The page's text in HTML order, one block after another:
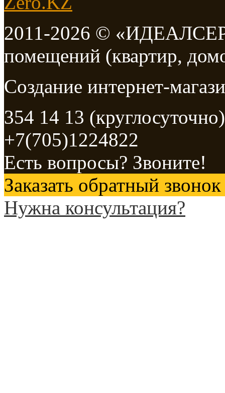
2011-2026 ©
помещений (квартир,
Создание интернет-
354 14 13 (круглосуточно)
+7(705)1224822
Есть вопросы? Звоните!
Заказать обратный звонок
Нужна консультация?